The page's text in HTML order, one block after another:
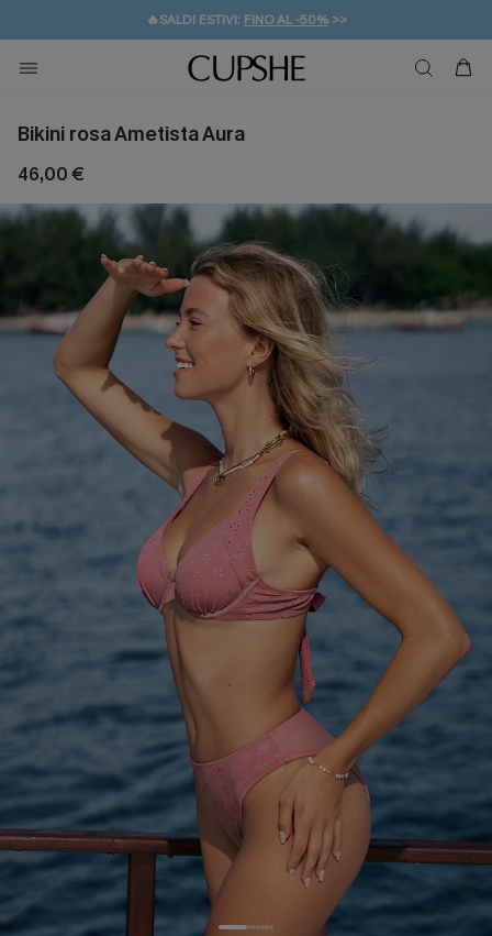
🔥SALDI ESTIVI: FINO AL -50%>>
🚚SPEDIZIONE GRATUITA DA 49€
💌REGALO PER I NUOVI: 20% DI SCONTO*
Bikini rosa Ametista Aura
46,00 €